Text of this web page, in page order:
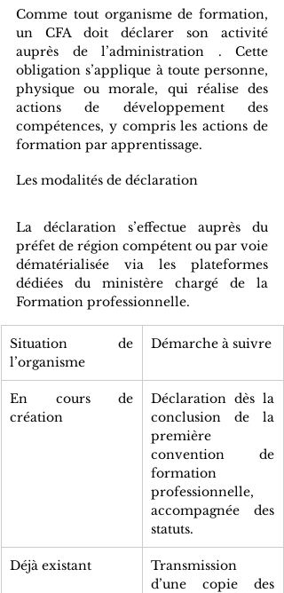
Comme tout organisme de formation,
un CFA doit déclarer son activité
auprès de l’administration . Cette
obligation s’applique à toute personne,
physique ou morale, qui réalise des
actions de développement des
compétences, y compris les actions de
formation par apprentissage.
Les modalités de déclaration
La déclaration s’effectue auprès du
préfet de région compétent ou par voie
dématérialisée via les plateformes
dédiées du ministère chargé de la
Formation professionnelle.
Situation de
l’organisme
Démarche à suivre
En cours de
création
Déclaration dès la
conclusion de la
première
convention de
formation
professionnelle,
accompagnée des
statuts.
Déjà existant
Transmission
d’une copie des